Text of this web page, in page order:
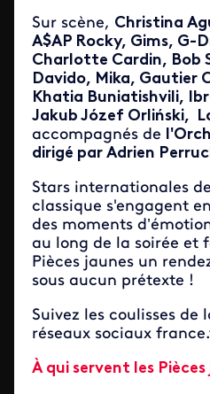
Sur scène, Christina
A$AP Rocky, Gims, G-
Charlotte Cardin, Bob
Davido, Mika, Gautier
Khatia Buniatishvili,
Jakub Józef Orliński,
accompagnés de
dirigé par Adrien
Stars internationales
classique s'engagent
des moments
au long de la soirée et
Pièces jaunes un
sous aucun prétexte !
Suivez les coulisses de
réseaux sociaux
À qui servent les Pièces